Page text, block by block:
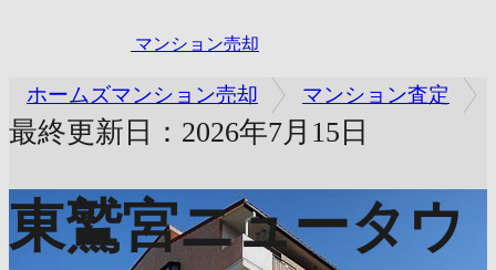
マンション売却
ホームズマンション売却 マンション査定
最終更新日：2026年7月15日
東鷲宮ニュータウ